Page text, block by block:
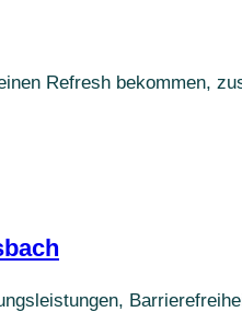
Refresh bekommen,